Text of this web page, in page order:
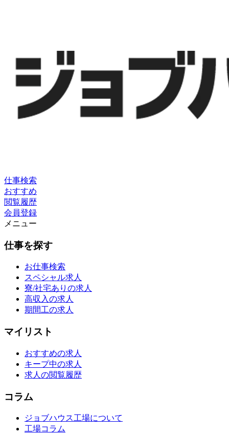
仕事検索
おすすめ
閲覧履歴
会員登録
メニュー
仕事を探す
お仕事検索
スペシャル求人
寮/社宅ありの求人
高収入の求人
期間工の求人
マイリスト
おすすめの求人
キープ中の求人
求人の閲覧履歴
コラム
ジョブハウス工場について
工場コラム